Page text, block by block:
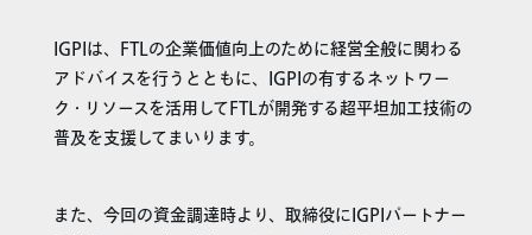
IGPIは、FTLの企業価値向上のために経営全般に関わる
アドバイスを行うとともに、IGPIの有するネットワー
ク・リソースを活用してFTLが開発する超平坦加工技術の
普及を支援してまいります。
また、今回の資金調達時より、取締役にIGPIパートナー